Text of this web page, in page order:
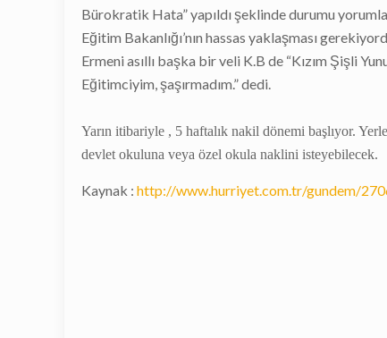
Bürokratik Hata” yapıldı şeklinde durumu
Eğitim Bakanlığı’nın hassas yaklaşması
Ermeni asıllı başka bir veli K.B de “Kızım Şişli
Eğitimciyim, şaşırmadım.” dedi.
Yarın itibariyle , 5 haftalık nakil dönemi başlıyor.
devlet okuluna veya özel okula naklini isteyebilecek.
Kaynak :http://www.hurriyet.com.tr/gundem/